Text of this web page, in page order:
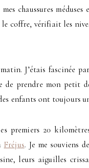
chaussures
coffre, vérifiait les
J’étais fascinée par
de prendre mon petit
enfants ont toujours
premiers 20
Fréjus. Je me souviens
leurs aiguilles